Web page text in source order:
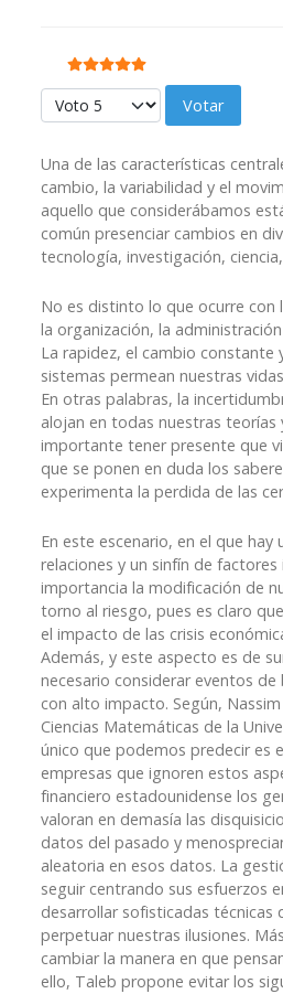
Ratio:5/5
Por favor, vote
Una de las características
cambio, la variabilidad y el
aquello que considerábamos
común presenciar cambios en
tecnología, investigación,
No es distinto lo que ocurre con
la organización, la
La rapidez, el cambio constante
sistemas permean nuestras
En otras palabras, la
alojan en todas nuestras teorías
importante tener presente que
que se ponen en duda los
experimenta la perdida de las
En este escenario, en el que hay
relaciones y un sinfín de
importancia la modificación de
torno al riesgo, pues es claro
el impacto de las crisis
Además, y este aspecto es de
necesario considerar eventos
con alto impacto. Según,
Ciencias Matemáticas de la
único que podemos predecir es
empresas que ignoren estos
financiero estadounidense los
valoran en demasía las
datos del pasado y
aleatoria en esos datos. La
seguir centrando sus esfuerzos
desarrollar sofisticadas técnicas
perpetuar nuestras ilusiones.
cambiar la manera en que
ello, Taleb propone evitar los